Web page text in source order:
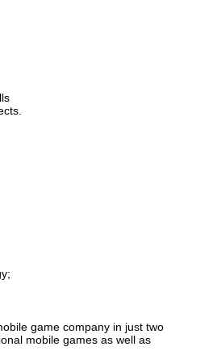
game company in just two
mobile games as well as